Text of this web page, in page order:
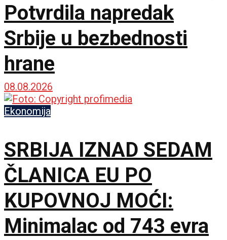
Potvrdila napredak
Srbije u bezbednosti
hrane
08.08.2026
Ekonomija
SRBIJA IZNAD SEDAM
ČLANICA EU PO
KUPOVNOJ MOĆI:
Minimalac od 743 evra